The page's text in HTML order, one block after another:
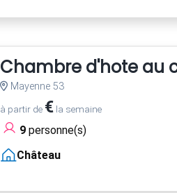
Chambre d'hote au
Mayenne 53
à partir de €la semaine
9personne(s)
Château